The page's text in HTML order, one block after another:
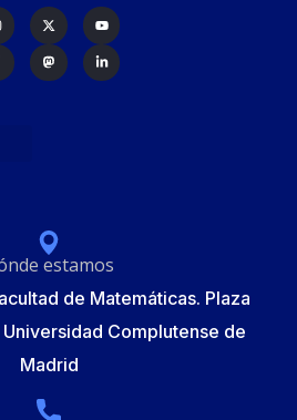
estamos
de Matemáticas. Plaza
Complutense de
Madrid